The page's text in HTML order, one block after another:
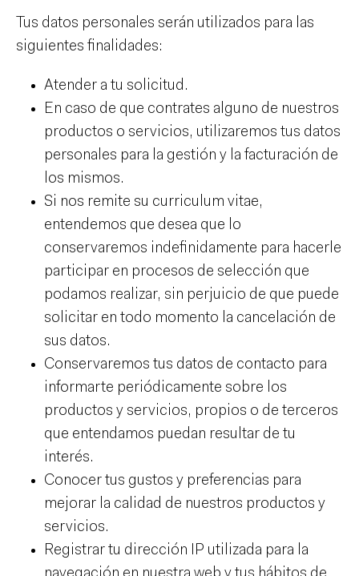
Tus datos personales serán utilizados para las
siguientes finalidades:
Atender a tu solicitud.
En caso de que contrates alguno de nuestros
productos o servicios, utilizaremos tus datos
personales para la gestión y la facturación de
los mismos.
Si nos remite su curriculum vitae,
entendemos que desea que lo
conservaremos indefinidamente para hacerle
participar en procesos de selección que
podamos realizar, sin perjuicio de que puede
solicitar en todo momento la cancelación de
sus datos.
Conservaremos tus datos de contacto para
informarte periódicamente sobre los
productos y servicios, propios o de terceros
que entendamos puedan resultar de tu
interés.
Conocer tus gustos y preferencias para
mejorar la calidad de nuestros productos y
servicios.
Registrar tu dirección IP utilizada para la